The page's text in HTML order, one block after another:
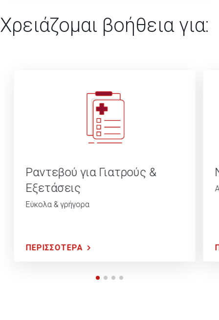
Χρειάζομαι βοήθεια για:
Ραντεβού για Γιατρούς &
Εξετάσεις
Εύκολα & γρήγορα
ΠΕΡΙΣΣΟΤΕΡΑ